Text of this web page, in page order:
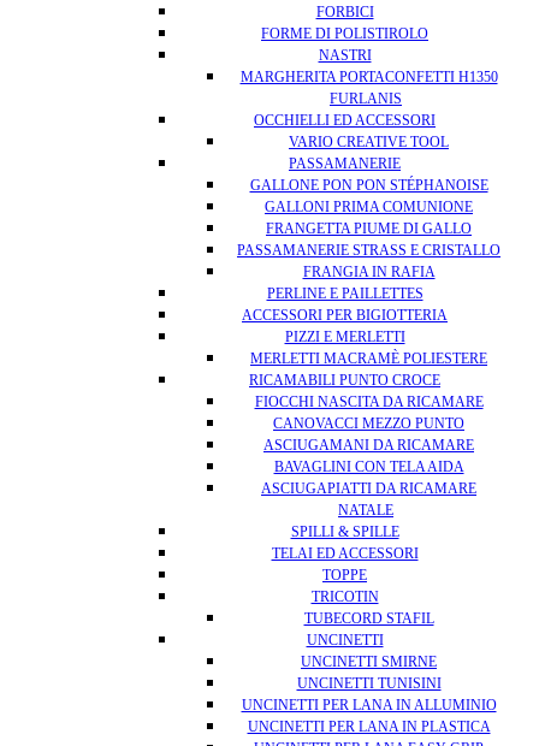
FORBICI
FORME DI POLISTIROLO
NASTRI
MARGHERITA PORTACONFETTI H1350
FURLANIS
OCCHIELLI ED ACCESSORI
VARIO CREATIVE TOOL
PASSAMANERIE
GALLONE PON PON STÉPHANOISE
GALLONI PRIMA COMUNIONE
FRANGETTA PIUME DI GALLO
PASSAMANERIE STRASS E CRISTALLO
FRANGIA IN RAFIA
PERLINE E PAILLETTES
ACCESSORI PER BIGIOTTERIA
PIZZI E MERLETTI
MERLETTI MACRAMÈ POLIESTERE
RICAMABILI PUNTO CROCE
FIOCCHI NASCITA DA RICAMARE
CANOVACCI MEZZO PUNTO
ASCIUGAMANI DA RICAMARE
BAVAGLINI CON TELA AIDA
ASCIUGAPIATTI DA RICAMARE
NATALE
SPILLI & SPILLE
TELAI ED ACCESSORI
TOPPE
TRICOTIN
TUBECORD STAFIL
UNCINETTI
UNCINETTI SMIRNE
UNCINETTI TUNISINI
UNCINETTI PER LANA IN ALLUMINIO
UNCINETTI PER LANA IN PLASTICA